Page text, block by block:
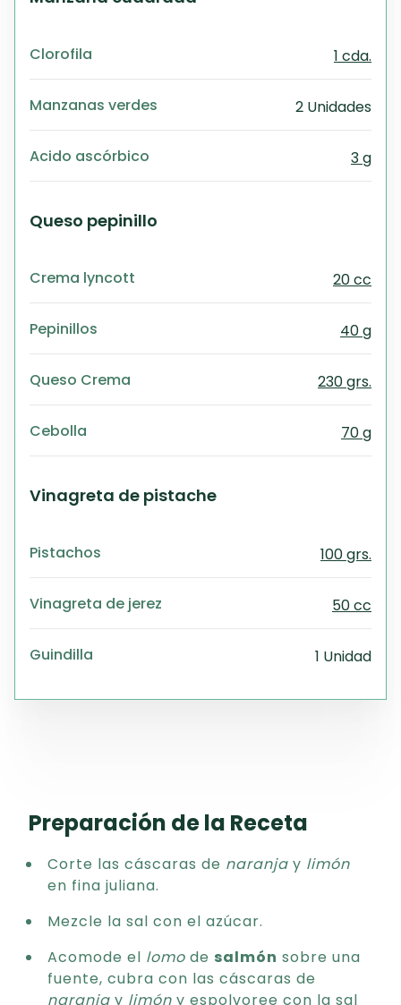
Clorofila 1 cda.
Manzanas verdes 2 Unidades
Acido ascórbico 3 g
Queso pepinillo
Crema lyncott 20 cc
Pepinillos 40 g
Queso Crema 230 grs.
Cebolla 70 g
Vinagreta de pistache
Pistachos 100 grs.
Vinagreta de jerez 50 cc
Guindilla 1 Unidad
Preparación de la Receta
Corte las cáscaras de naranja y limón
en fina juliana.
Mezcle la sal con el azúcar.
Acomode el lomo de salmón sobre una
fuente, cubra con las cáscaras de
naranja y limón y espolvoree con la sal